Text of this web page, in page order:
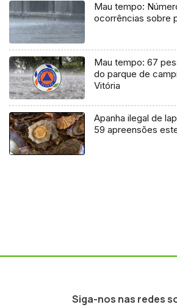
Mau tempo:
ocorrências sobre
Mau tempo: 67
do parque de
Vitória
Apanha ilegal de
59 apreensões
Siga-nos nas redes